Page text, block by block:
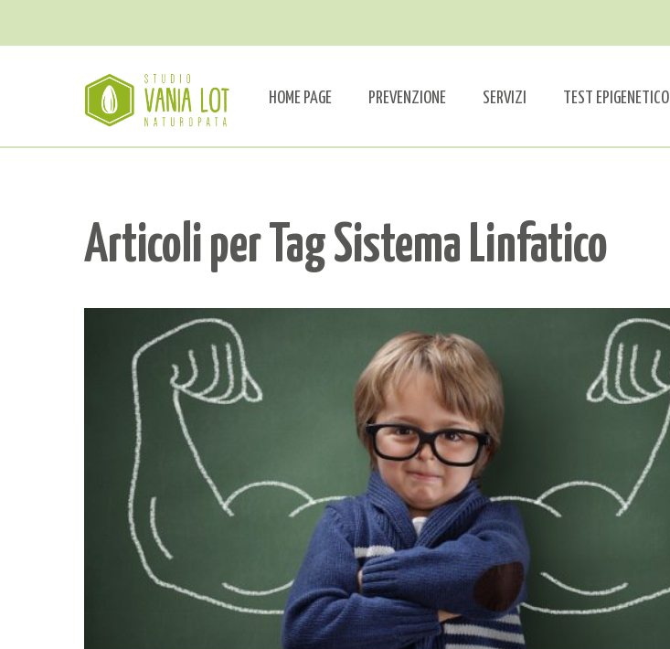
HOME PAGE PREVENZIONE SERVIZI TEST EPIGENETICO
Articoli per Tag Sistema Linfatico